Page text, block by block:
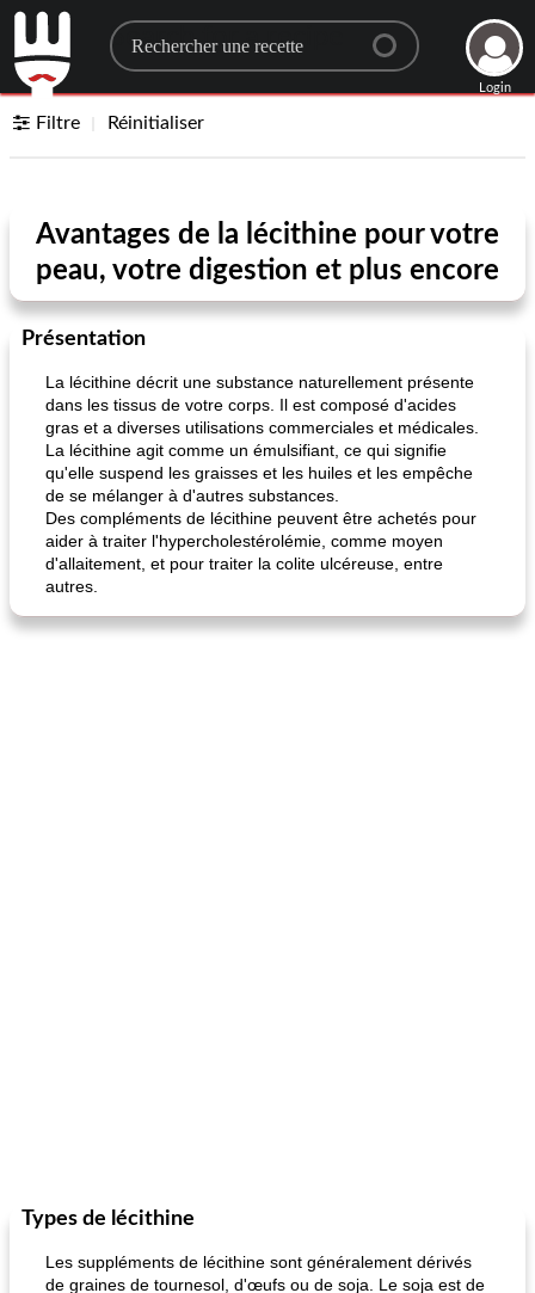
Search for a recipe
Login
Filtre Réinitialiser
Avantages de la lécithine pour votre
peau, votre digestion et plus encore
Présentation
La lécithine décrit une substance naturellement présente
dans les tissus de votre corps. Il est composé d'acides
gras et a diverses utilisations commerciales et médicales.
La lécithine agit comme un émulsifiant, ce qui signifie
qu'elle suspend les graisses et les huiles et les empêche
de se mélanger à d'autres substances.
Des compléments de lécithine peuvent être achetés pour
aider à traiter l'hypercholestérolémie, comme moyen
d'allaitement, et pour traiter la colite ulcéreuse, entre
autres.
Types de lécithine
Les suppléments de lécithine sont généralement dérivés
de graines de tournesol, d'œufs ou de soja. Le soja est de